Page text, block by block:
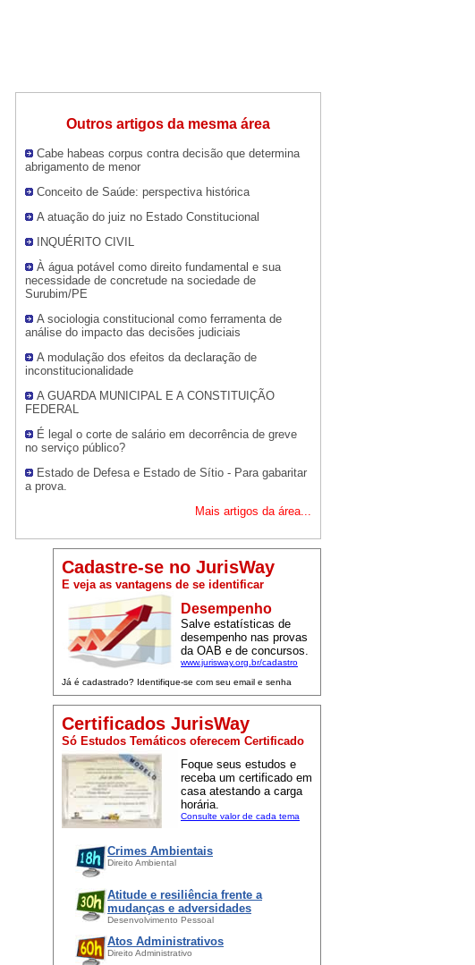
Outros artigos da mesma área
Cabe habeas corpus contra decisão que determina
abrigamento de menor
Conceito de Saúde: perspectiva histórica
A atuação do juiz no Estado Constitucional
INQUÉRITO CIVIL
À água potável como direito fundamental e sua
necessidade de concretude na sociedade de
Surubim/PE
A sociologia constitucional como ferramenta de
análise do impacto das decisões judiciais
A modulação dos efeitos da declaração de
inconstitucionalidade
A GUARDA MUNICIPAL E A CONSTITUIÇÃO
FEDERAL
É legal o corte de salário em decorrência de greve
no serviço público?
Estado de Defesa e Estado de Sítio - Para gabaritar
a prova.
Mais artigos da área...
Cadastre-se no JurisWay
E veja as vantagens de se identificar
Desempenho
Salve estatísticas de
desempenho nas provas
da OAB e de concursos.
www.jurisway.org.br/cadastro
Já é cadastrado? Identifique-se com seu email e senha
Certificados JurisWay
Só Estudos Temáticos oferecem Certificado
Foque seus estudos e
receba um certificado em
casa atestando a carga
horária.
Consulte valor de cada tema
Crimes Ambientais
Direito Ambiental
Atitude e resiliência frente a
mudanças e adversidades
Desenvolvimento Pessoal
Atos Administrativos
Direito Administrativo